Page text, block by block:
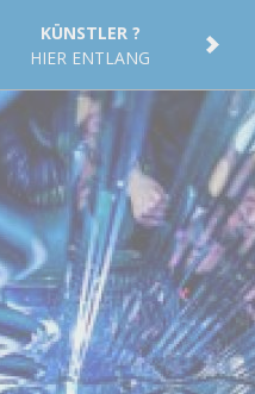
KÜNSTLER ?
HIER ENTLANG